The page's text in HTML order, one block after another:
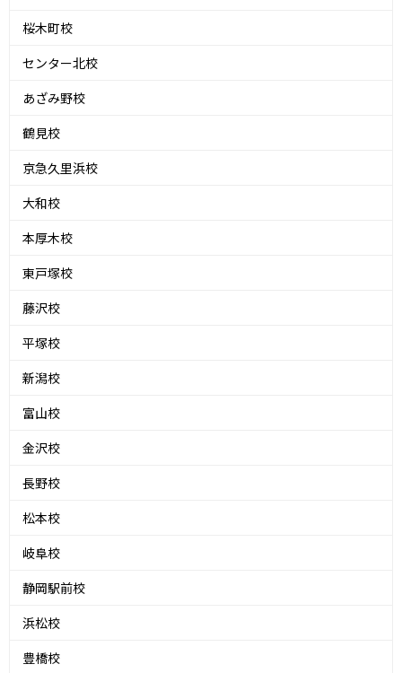
桜木町校
センター北校
あざみ野校
鶴見校
京急久里浜校
大和校
本厚木校
東戸塚校
藤沢校
平塚校
新潟校
富山校
金沢校
長野校
松本校
岐阜校
静岡駅前校
浜松校
豊橋校